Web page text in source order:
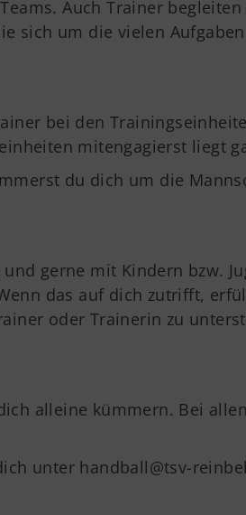
Auch Trainer
sich um die vielen
bei den
mitengagierst liegt
du dich um die
gerne mit Kindern bzw.
das auf dich zutrifft,
oder Trainerin zu
alleine kümmern. Bei
unter handball@tsv-